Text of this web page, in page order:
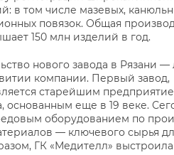
в том числе мазевых,
повязок. Общая
150 млн изделий в год.
нового завода в Рязани
компании. Первый завод,
старейшим
основанным еще в 19 веке.
оборудованием по
— ключевого сырья
ГК «Медителл»